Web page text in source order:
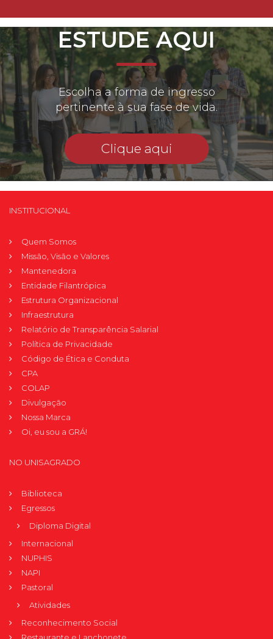
ESTUDE AQUI
Escolha a forma de ingresso
pertinente à sua fase de vida.
Clique aqui
INSTITUCIONAL
Quem Somos
Missão, Visão e Valores
Mantenedora
Entidade Filantrópica
Estrutura Organizacional
Infraestrutura
Relatório de Transparência Salarial
Política de Privacidade
Código de Ética e Conduta
CPA
COLAP
Divulgação
Nossa Marca
Oi, eu sou a GRÁ!
NO UNISAGRADO
Biblioteca
Egressos
Diploma Digital
Internacional
NUPHIS
NAPI
Pastoral
Atividades
Reconhecimento Social
Restaurante e Lanchonete